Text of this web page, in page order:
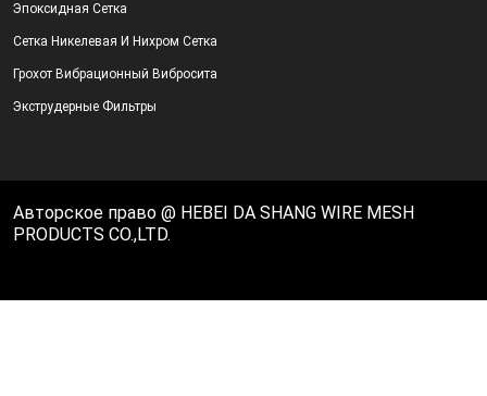
Эпоксидная Сетка
Сетка Никелевая И Нихром Сетка
Грохот Вибрационный Вибросита
Экструдерные Фильтры
Авторское право @ HEBEI DA SHANG WIRE MESH
PRODUCTS CO.,LTD.